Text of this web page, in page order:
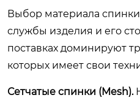
Выбор материала
службы изделия и его
поставках доминируют
которых имеет свои
Сетчатые спинки (Mesh).